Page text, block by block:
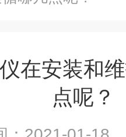
在安装和
点呢？